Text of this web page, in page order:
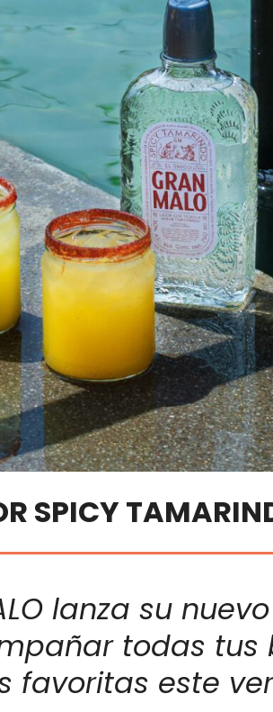
SPICY
lanza su
todas tus
favoritas este